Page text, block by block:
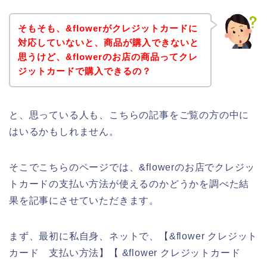
そもそも、&flowerがクレジットカードに
対応していないと、商品が購入できないと
思うけど、&flowerのお店の商品ってクレ
ジットカードで購入できるの？
と、思っている人も、こちらの記事をご覧の方の中に
はいるかもしれません。
そこでこちらのページでは、&flowerのお店でクレジッ
トカードの支払い方法が使えるのかどうかを調べた結
果を記事にさせていただきます。
まず、最初に私自身、ネットで、【&flower クレジット
カード 支払い方法】【 &flower クレジットカード